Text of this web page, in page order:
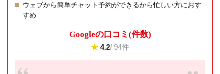
ウェブから簡単チャット予約ができるから忙しい方におす
すめ
Googleの⼝コミ(件数)
★ 4.2/ 94件